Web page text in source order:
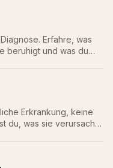
Erfahre, was
beruhigt und was du
Erkrankung, keine
du, was sie verursacht,